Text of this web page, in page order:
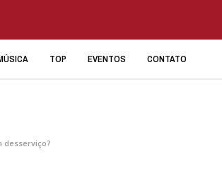
TOP EVENTOS CONTATO
desserviço?